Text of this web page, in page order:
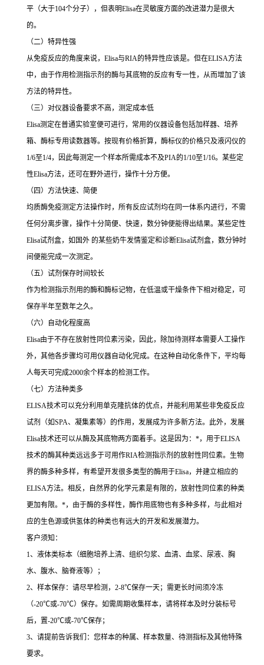
平（大于104个分子），但表明Elisa在灵敏度方面的改进潜力是很大
的。
（二）特异性强
从免疫反应的角度来说， Elisa与RIA的特异性应该是。但在ELISA方法
中，由于作用检测指示剂的酶与其底物的反应有专一性，从而增加了该
方法的特异性。
（三）对仪器设备要求不高，测定成本低
Elisa测定在普通实验室便可进行，常用的仪器设备包括加样器、培养
箱、酶标专用读数器等。按现有价格折算，酶标仪的价格只及液闪仪的
1/6至1/4，因此每测定一个样本所需成本不及PIA的1/10至1/16。某些定
性Elisa方法，还可在野外进行，操作十分方便。
（四）方法快速、简便
均质酶免疫测定方法操作时，所有反应试剂均在同一体系内进行，不需
任何分离步骤，操作十分简便、快速，数分钟便能得出结果。某些定性
Elisa试剂盒，如国外 的某些奶牛发情鉴定和诊断Elisa试剂盒，数分钟时
间便能完成一次测定。
（五）试剂保存时间较长
作为检测指示剂用的酶和酶标记物，在低温或干燥条件下相对稳定，可
保存半年至数年之久。
（六）自动化程度高
Elisa由于不存在放射性同位素污染，因此，除加待测样本需要人工操作
外，其他各步骤均可用仪器自动化完成。在这种自动化条件下，平均每
人每天可完成2000余个样本的检测工作。
（七）方法种类多
ELISA技术可以充分利用单克隆抗体的优点，并能利用某些非免疫反应
试剂（如SPA、凝集素等）的作用，发展成为许多新方法。此外，发展
Elisa技术还可以从酶及其底物两方面着手。这是因为： *，用于ELISA
技术的酶其种类远远多于可用作RIA检测指示剂的放射性同位素。生物
界的酶多种多样，有希望开发很多类型的酶用于Elisa，并建立相应的
ELISA方法。相反，自然界的化学元素是有限的，放射性同位素的种类
更加有限。 *，由于酶的多样性，酶作用底物也有多种多样，与此相对
应的生色源或供氢体的种类也有远大的开发和发展潜力。
客户须知：
1、液体类标本（细胞培养上清、组织匀浆、血清、血浆、尿液、胸
水、腹水、脑脊液等）；
2、样本保存：请尽早检测， 2-8℃保存一天；需更长时间须冷冻
（-20℃或-70℃）保存。如需周期收集样本，请将样本及时分装标号
后，置-20℃或-70℃保存；
3、请提前告诉我们：您样本的种属、样本数量、待测指标及其他特殊
要求。